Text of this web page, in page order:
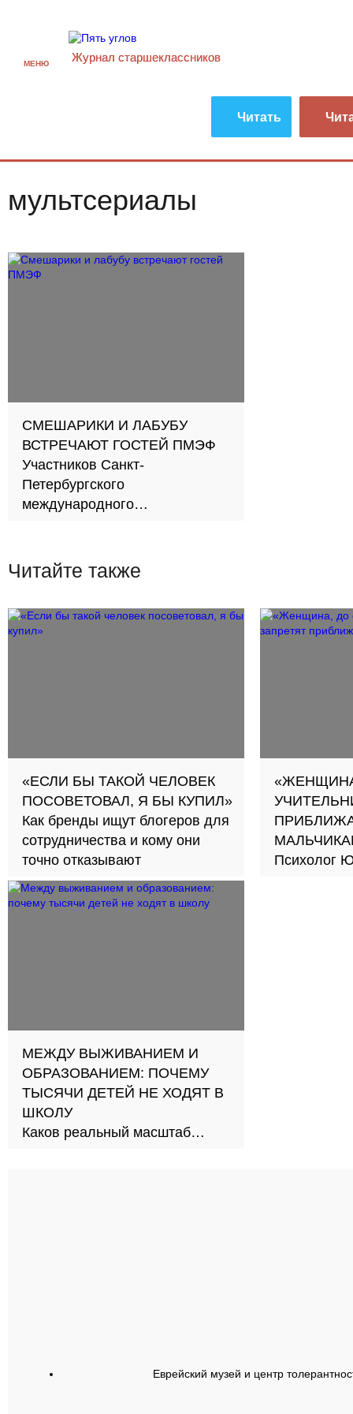
МЕНЮ Журнал старшекласcников
Читать
мультсериалы
СМЕШАРИКИ И ЛАБУБУ
ВСТРЕЧАЮТ ГОСТЕЙ ПМЭФ
Участников Санкт-
Петербургского
международного
подарками
Читайте также
«ЕСЛИ БЫ ТАКОЙ ЧЕЛОВЕК
ПОСОВЕТОВАЛ, Я БЫ КУПИЛ»
Как бренды ищут блогеров для
сотрудничества и кому они
точно отказывают
Психолог
МЕЖДУ ВЫЖИВАНИЕМ И
ОБРАЗОВАНИЕМ: ПОЧЕМУ
ТЫСЯЧИ ДЕТЕЙ НЕ ХОДЯТ В
ШКОЛУ
Каков реальный масштаб
Еврейский музей и центр